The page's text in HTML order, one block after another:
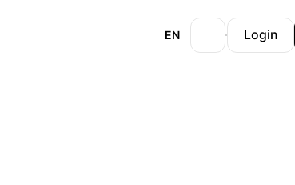
EN Login